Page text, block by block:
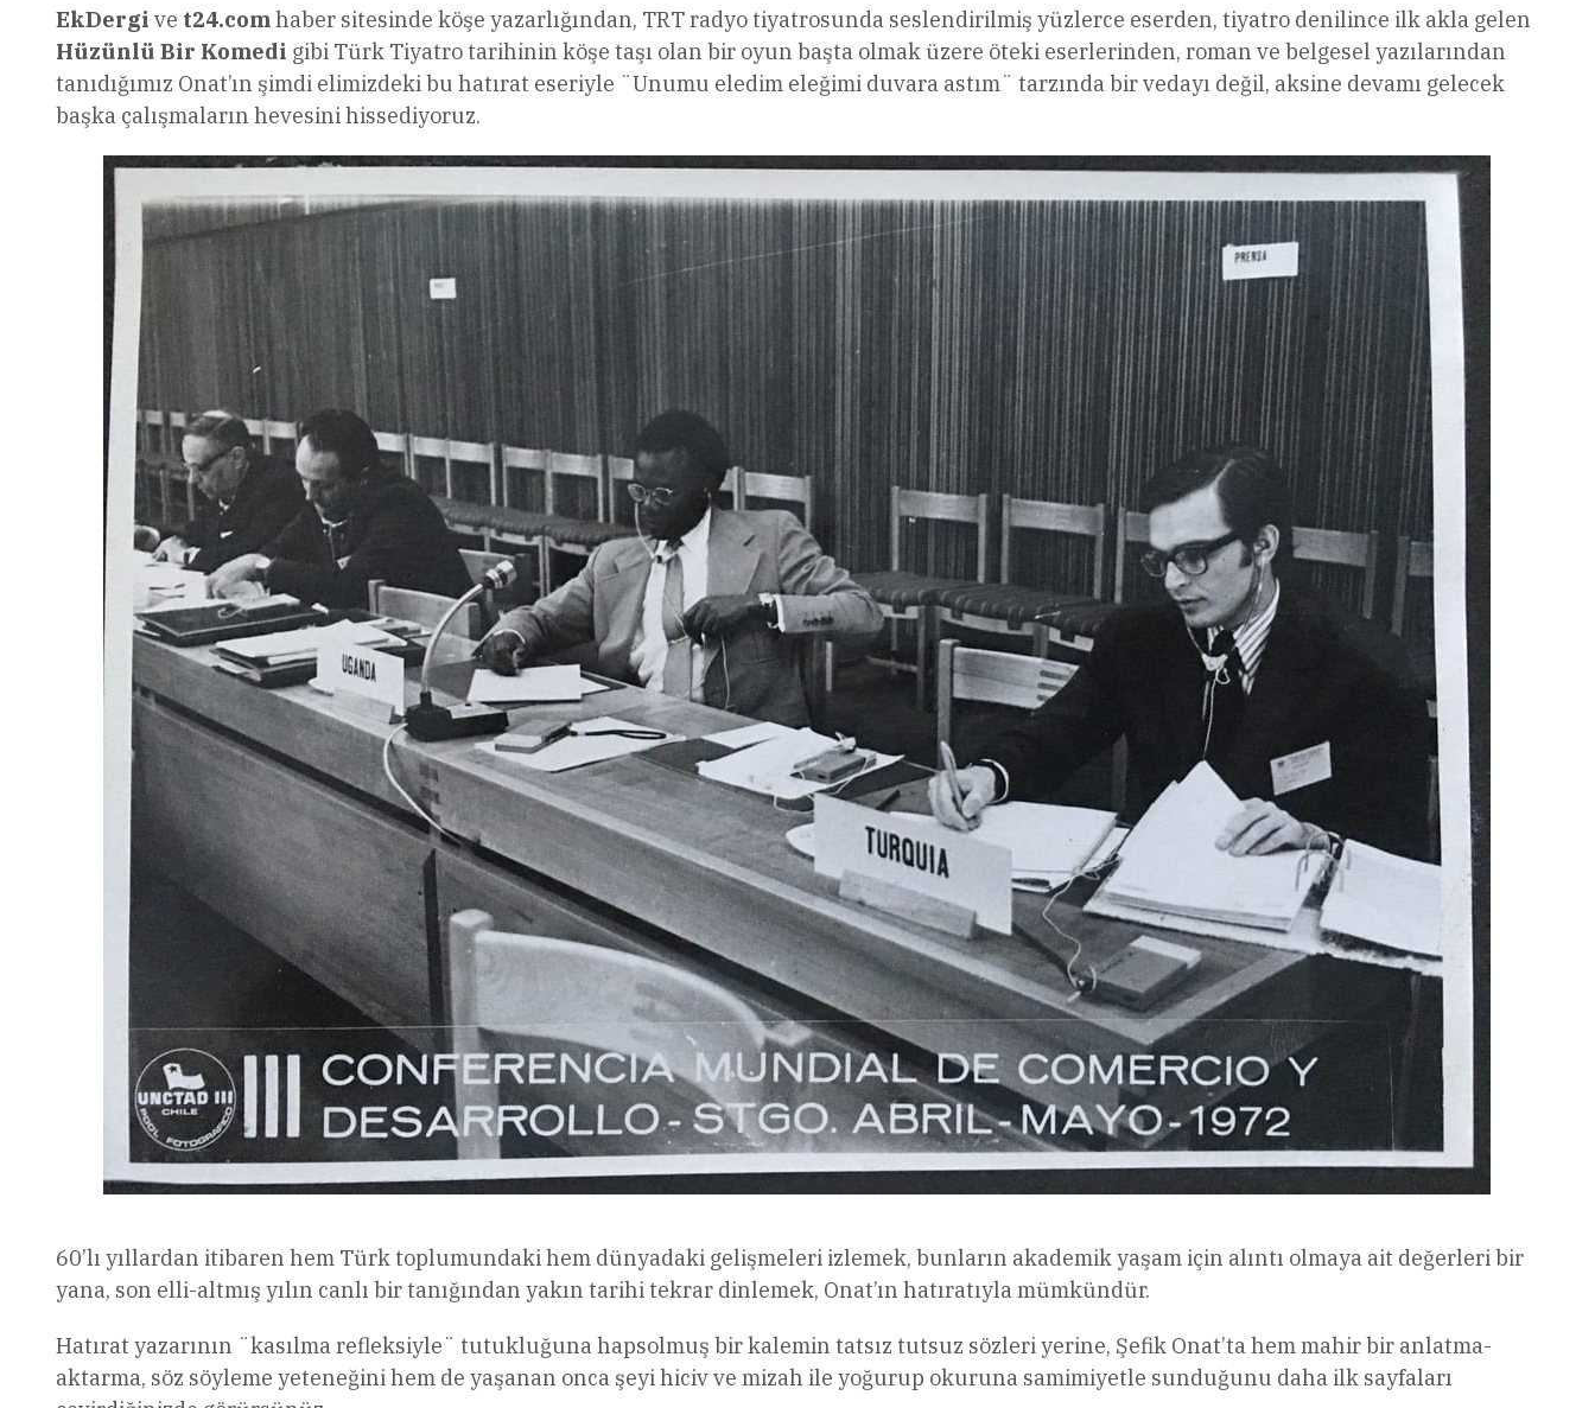
EkDergi ve t24.comhaber sitesinde köşe yazarlığından, TRT radyo tiyatrosunda seslendirilmiş yüzlerce eserden, tiyatro denilince ilk akla gelen
Hüzünlü Bir Komedi gibi Türk Tiyatro tarihinin köşe taşı olan bir oyun başta olmak üzere öteki eserlerinden, roman ve belgesel yazılarından
tanıdığımız Onat’ın şimdi elimizdeki bu hatırat eseriyle ¨Unumu eledim eleğimi duvara astım¨ tarzında bir vedayı değil, aksine devamı gelecek
başka çalışmaların hevesini hissediyoruz.
60’lı yıllardan itibaren hem Türk toplumundaki hem dünyadaki gelişmeleri izlemek, bunların akademik yaşam için alıntı olmaya ait değerleri bir
yana, son elli-altmış yılın canlı bir tanığından yakın tarihi tekrar dinlemek, Onat’ın hatıratıyla mümkündür.
Hatırat yazarının ¨kasılma refleksiyle¨ tutukluğuna hapsolmuş bir kalemin tatsız tutsuz sözleri yerine, Şefik Onat’ta hem mahir bir anlatma-
aktarma, söz söyleme yeteneğini hem de yaşanan onca şeyi hiciv ve mizah ile yoğurup okuruna samimiyetle sunduğunu daha ilk sayfaları